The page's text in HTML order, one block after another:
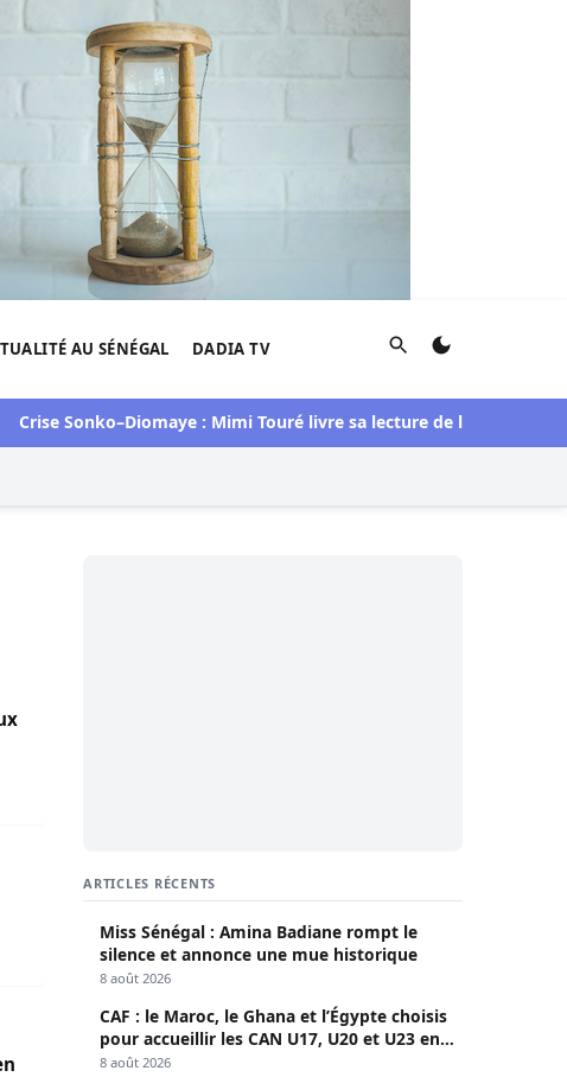
AU SÉNÉGAL DADIA TV Rechercher
Sonko–Diomaye : Mimi Touré livre sa lecture de la situation
garde le Haut Commandement militaire
ARTICLES RÉCENTS
Miss Sénégal : Amina Badiane rompt le
silence et annonce une mue historique
8 août 2026
CAF : le Maroc, le Ghana et l’Égypte choisis
pour accueillir les CAN U17, U20 et U23 en
2027
8 août 2026